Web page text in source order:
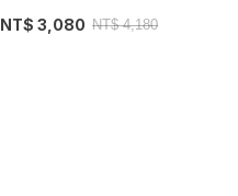
NT$ 3,080 NT$ 4,180